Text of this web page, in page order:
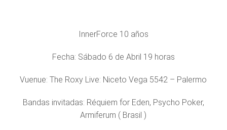
InnerForce 10 años
Fecha: Sábado 6 de Abril 19 horas
Vuenue: The Roxy Live: Niceto Vega 5542 – Palermo
Bandas invitadas: Réquiem for Eden, Psycho Poker,
Armiferum ( Brasil )